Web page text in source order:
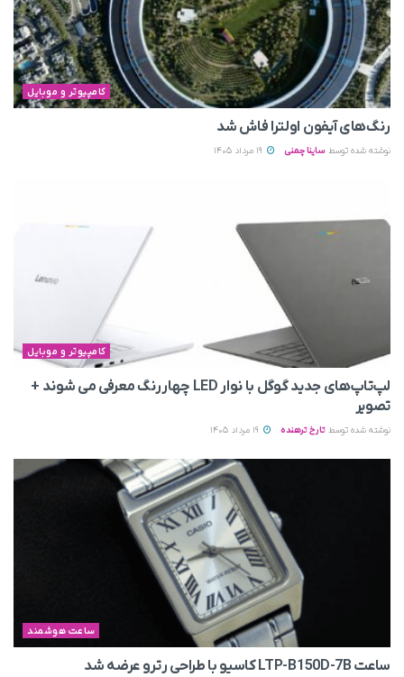
کامپیوتر و موبایل
رنگ‌های آیفون اولترا فاش شد
نوشته شده توسط ساینا چمنی
کامپیوتر و موبایل
لپ‌تاپ‌های جدید گوگل با نوار LED چهاررنگ معرفی می‌ شوند +
تصویر
نوشته شده توسط تارخ ترهنده
ساعت هوشمند
ساعت LTP-B150D-7B کاسیو با طراحی رترو عرضه شد